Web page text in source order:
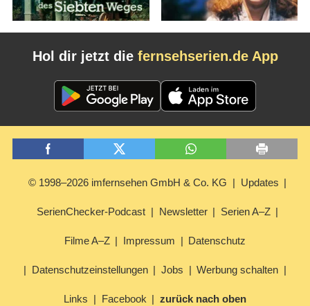
Hol dir jetzt die fernsehserien.de App
© 1998–2026 imfernsehen GmbH & Co. KG Updates
SerienChecker-Podcast Newsletter Serien A–Z
Filme A–Z Impressum Datenschutz
Datenschutzeinstellungen Jobs Werbung schalten
Links Facebook zurück nach oben